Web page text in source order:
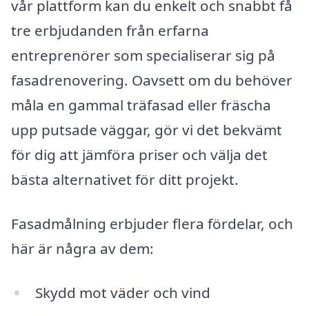
vår plattform kan du enkelt och snabbt få
tre erbjudanden från erfarna
entreprenörer som specialiserar sig på
fasadrenovering. Oavsett om du behöver
måla en gammal träfasad eller fräscha
upp putsade väggar, gör vi det bekvämt
för dig att jämföra priser och välja det
bästa alternativet för ditt projekt.
Fasadmålning erbjuder flera fördelar, och
här är några av dem:
Skydd mot väder och vind